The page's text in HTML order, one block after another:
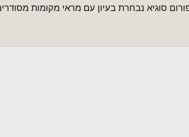
סוגיא נבחרת בעיון עם מראי מקומות